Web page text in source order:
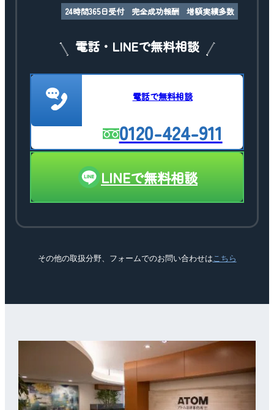
24時間365日受付 完全成功報酬 増額実績多数
電話・LINEで無料相談
電話で無料相談
0120-424-911
LINEで無料相談
その他の取扱分野、フォームでのお問い合わせはこちら